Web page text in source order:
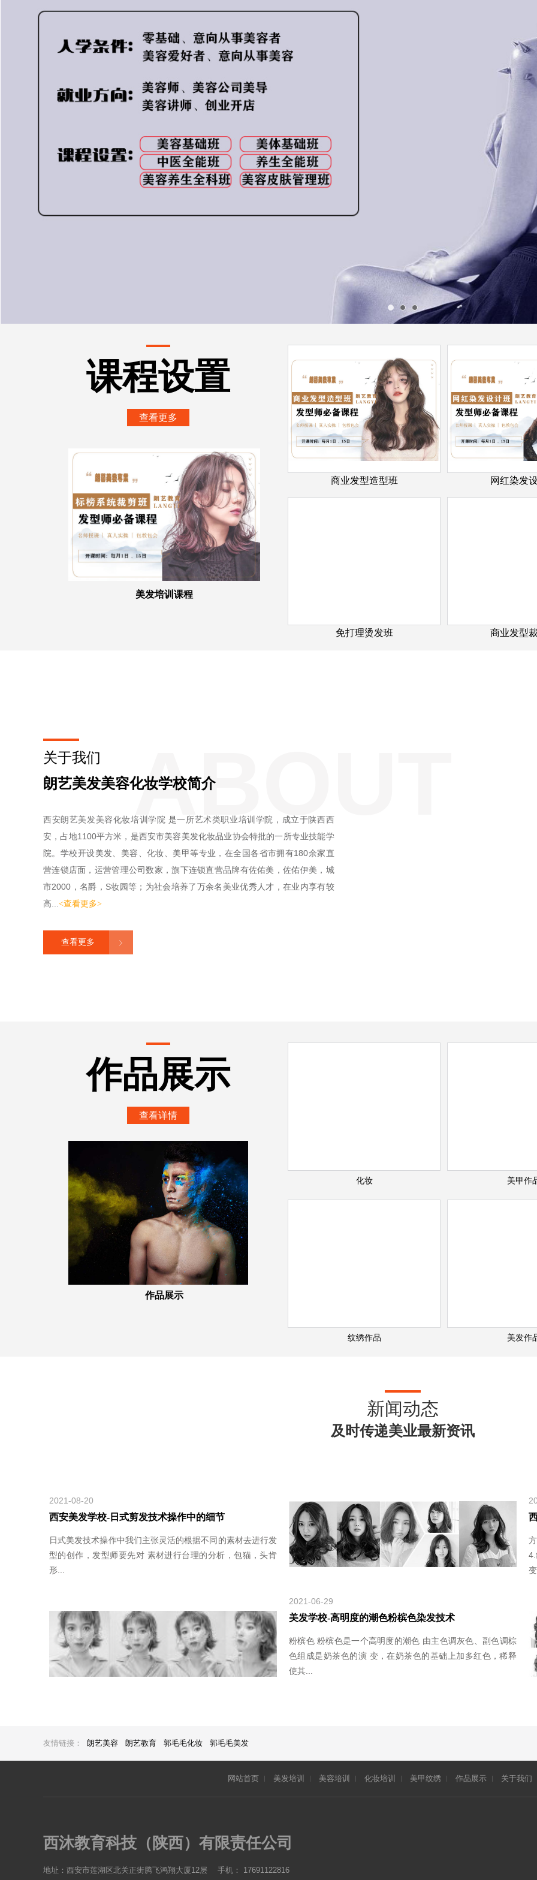
课程设置
查看更多
美发培训课程
商业发型造型班 网红染发
免打理烫发班 商业发型
ABOUT
关于我们
朗艺美发美容化妆学校简介
西安朗艺美发美容化妆培训学院 是一所艺术类职业培训学院，成立于陕西西
安，占地1100平方米，是西安市美容美发化妆品业协会特批的一所专业技能学
院。学校开设美发、美容、化妆、美甲等专业，在全国各省市拥有180余家直
营连锁店面，运营管理公司数家，旗下连锁直营品牌有佐佑美，佐佑伊美，城
市2000，名爵，S妆园等；为社会培养了万余名美业优秀人才，在业内享有较
高... <查看更多>
查看更多
作品展示
查看详情
作品展示
化妆 美甲作
纹绣作品 美发作
新闻动态
及时传递美业最新资讯
2021-08-20
西安美发学校-日式剪发技术操作中的细节
日式美发技术操作中我们主张灵活的根据不同的素材去进行发
型的创作，发型师要先对 素材进行台理的分析，包猫，头肯
形...
2021-06-29
美发学校-高明度的潮色粉槟色染发技术
粉槟色 粉槟色是一个高明度的潮色 由主色调灰色、副色调棕
色组成是奶茶色的演 变，在奶茶色的基础上加多红色，稀释
使其...
友情链接： 朗艺美容 朗艺教育 郭毛毛化妆 郭毛毛美发
网站首页 美发培训 美容培训 化妆培训 美甲纹绣 作品展示 关于我们
西沐教育科技（陕西）有限责任公司
地址：西安市莲湖区北关正街腾飞鸿翔大厦12层 手机： 17691122816